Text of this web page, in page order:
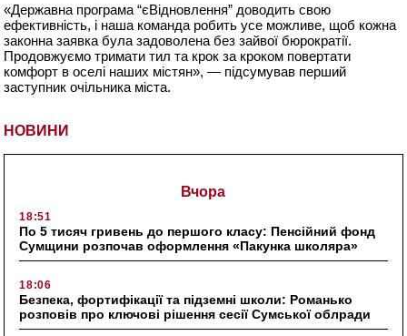
НОВИНИ
Вчора
18:51
По 5 тисяч гривень до першого класу: Пенсійний фонд
Сумщини розпочав оформлення «Пакунка школяра»
18:06
Безпека, фортифікації та підземні школи: Романько
розповів про ключові рішення сесії Сумської облради
«Державна програма “єВідновлення” доводить свою
ефективність, і наша команда робить усе можливе, щоб кожна
законна заявка була задоволена без зайвої бюрократії.
Продовжуємо тримати тил та крок за кроком повертати
комфорт в оселі наших містян», — підсумував перший
заступник очільника міста.